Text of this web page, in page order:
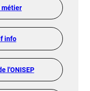
métier
info
l'ONISEP